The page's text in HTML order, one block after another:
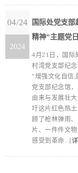
04/24
2024
国际处党支
精神”主题党
4月21日，国际
村湾党支部纪
“增强文化自信
党支部纪念馆
由来与发展壮
圩这片红色热
顾了枪林弹雨
片、一件件文
感受到革命...[